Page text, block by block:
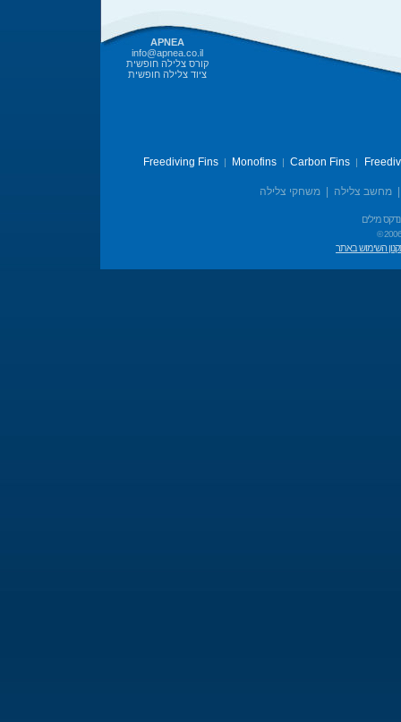
APNEA
info@apnea.co.il
קורס צלילה חופשית
ציוד צלילה חופשית
Freediving Fins| Monofins| Carbon Fins|
מחשב צלילה משחקי צלילה
מילים
©
השימוש באתר